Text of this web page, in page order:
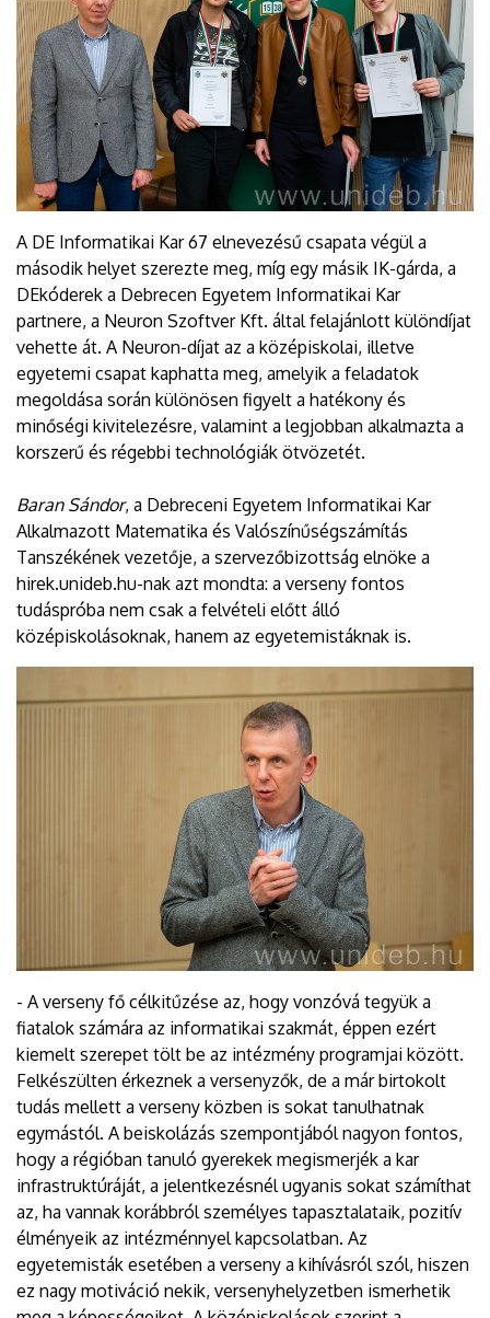
A DE Informatikai Kar 67 elnevezésű csapata végül a
második helyet szerezte meg, míg egy másik IK-gárda, a
DEkóderek a Debrecen Egyetem Informatikai Kar
partnere, a Neuron Szoftver Kft. által felajánlott különdíjat
vehette át. A Neuron-díjat az a középiskolai, illetve
egyetemi csapat kaphatta meg, amelyik a feladatok
megoldása során különösen figyelt a hatékony és
minőségi kivitelezésre, valamint a legjobban alkalmazta a
korszerű és régebbi technológiák ötvözetét.
Baran Sándor, a Debreceni Egyetem Informatikai Kar
Alkalmazott Matematika és Valószínűségszámítás
Tanszékének vezetője, a szervezőbizottság elnöke a
hirek.unideb.hu-nak azt mondta: a verseny fontos
tudáspróba nem csak a felvételi előtt álló
középiskolásoknak, hanem az egyetemistáknak is.
- A verseny fő célkitűzése az, hogy vonzóvá tegyük a
fiatalok számára az informatikai szakmát, éppen ezért
kiemelt szerepet tölt be az intézmény programjai között.
Felkészülten érkeznek a versenyzők, de a már birtokolt
tudás mellett a verseny közben is sokat tanulhatnak
egymástól. A beiskolázás szempontjából nagyon fontos,
hogy a régióban tanuló gyerekek megismerjék a kar
infrastruktúráját, a jelentkezésnél ugyanis sokat számíthat
az, ha vannak korábbról személyes tapasztalataik, pozitív
élményeik az intézménnyel kapcsolatban. Az
egyetemisták esetében a verseny a kihívásról szól, hiszen
ez nagy motiváció nekik, versenyhelyzetben ismerhetik